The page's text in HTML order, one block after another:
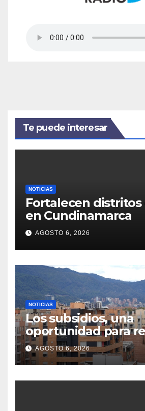
Te puede interesar
NOTICIAS
Fortalecen distritos
en Cundinamarca
AGOSTO 6, 2026
NOTICIAS
Los subsidios, una
oportunidad para
compra de vivienda
AGOSTO 6, 2026